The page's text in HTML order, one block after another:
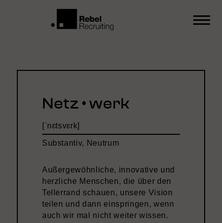
Netz • werk
[ˈnɛtsvɛrk]
Substantiv, Neutrum
Außergewöhnliche, innovative und
herzliche Menschen, die über den
Tellerrand schauen, unsere Vision
teilen und dann einspringen, wenn
auch wir mal nicht weiter wissen.